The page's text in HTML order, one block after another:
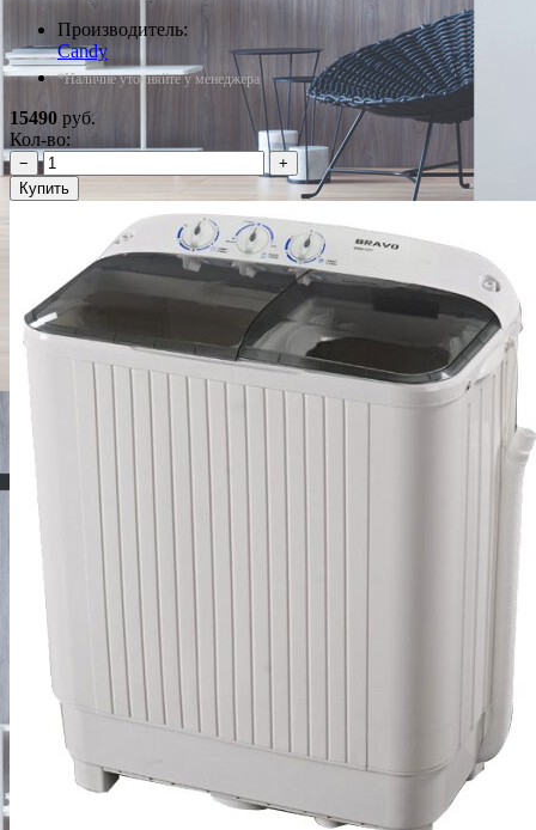
Производитель:
Candy
*Наличие уточняйте у менеджера
15490 руб.
Кол-во:
−
+
Купить